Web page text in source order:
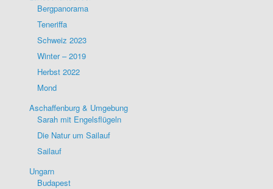
Bergpanorama
Teneriffa
Schweiz 2023
Winter – 2019
Herbst 2022
Mond
Aschaffenburg & Umgebung
Sarah mit Engelsflügeln
Die Natur um Sailauf
Sailauf
Ungarn
Budapest